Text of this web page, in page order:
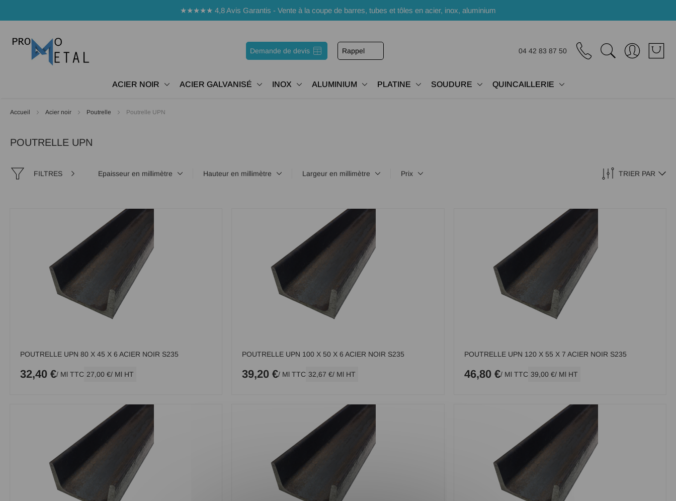
★★★★★ 4,8 Avis Garantis - Vente à la coupe de barres, tubes et tôles en acier, inox, aluminium
Demande de devis Rappel 04 42 83 87 50
ACIER NOIR ACIER GALVANISÉ INOX ALUMINIUM PLATINE SOUDURE QUINCAILLERIE
Accueil Acier noir Poutrelle Poutrelle UPN
POUTRELLE UPN
FILTRES Epaisseur en millimètre Hauteur en millimètre Largeur en millimètre Prix TRIER PAR
POUTRELLE UPN 80 X 45 X 6 ACIER NOIR S235
32,40 €/ Ml TTC 27,00 €/ Ml HT
POUTRELLE UPN 100 X 50 X 6 ACIER NOIR S235
39,20 €/ Ml TTC 32,67 €/ Ml HT
POUTRELLE UPN 120 X 55 X 7 ACIER NOIR S235
46,80 €/ Ml TTC 39,00 €/ Ml HT